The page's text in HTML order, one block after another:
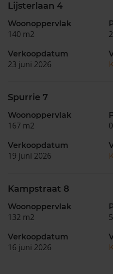
Lijsterlaan 4
Woonoppervlak
140 m2
Verkoopdatum
23 juni 2026
Spurrie 7
Woonoppervlak
167 m2
Verkoopdatum
19 juni 2026
Kampstraat 8
Woonoppervlak
132 m2
Verkoopdatum
16 juni 2026